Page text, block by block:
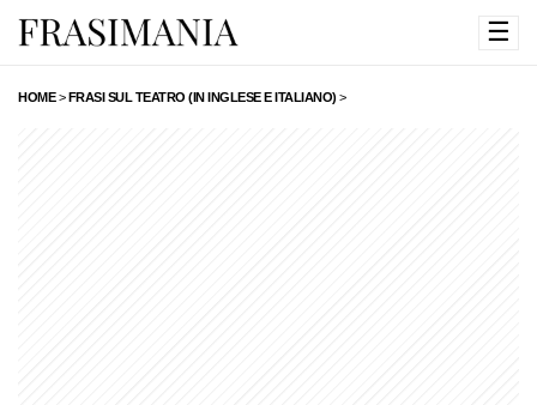
☰
HOME>FRASI SUL TEATRO (IN INGLESE E ITALIANO) >